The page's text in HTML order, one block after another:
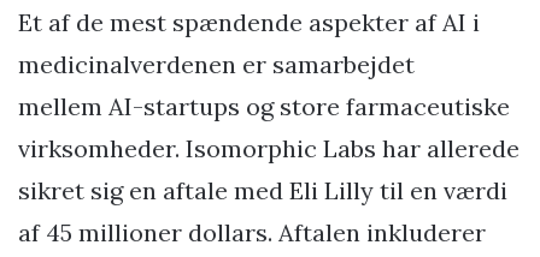
Et af de mest spændende aspekter af AI i
medicinalverdenen er samarbejdet
mellem AI-startups og store farmaceutiske
virksomheder. Isomorphic Labs har allerede
sikret sig en aftale med Eli Lilly til en værdi
af 45 millioner dollars. Aftalen inkluderer